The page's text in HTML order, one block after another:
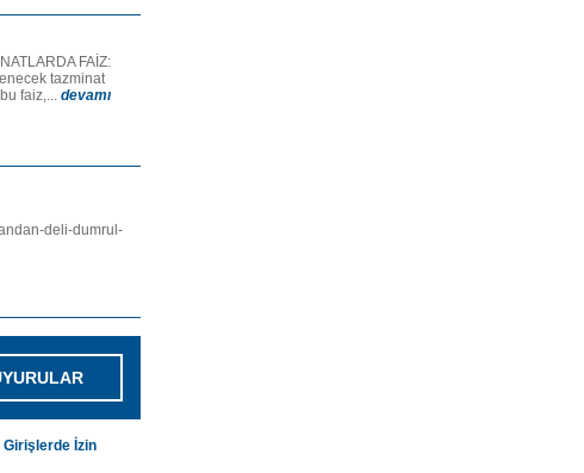
FAİZ:
tazminat
faiz,... devamı
deli-dumrul-
Girişlerde İzin